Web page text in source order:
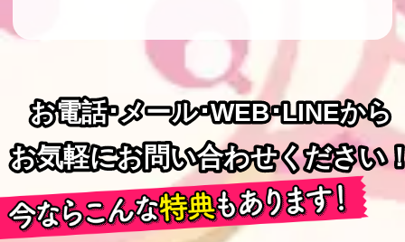
お電話･メール･WEB･LINEから
お電話･メール･WEB･LINEから
お気軽にお問い合わせください
お気軽にお問い合わせください